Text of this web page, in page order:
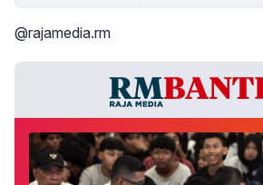
@rajamedia.rm